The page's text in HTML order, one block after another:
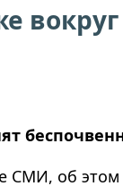
СМИ, об этом